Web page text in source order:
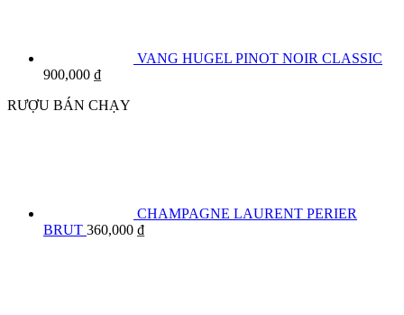
VANG HUGEL PINOT NOIR CLASSIC
900,000 ₫
RƯỢU BÁN CHẠY
CHAMPAGNE LAURENT PERIER
BRUT 360,000 ₫